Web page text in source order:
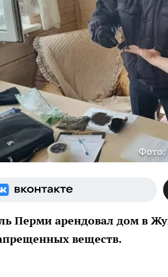
Фото:
Перми арендовал дом в
веществ.